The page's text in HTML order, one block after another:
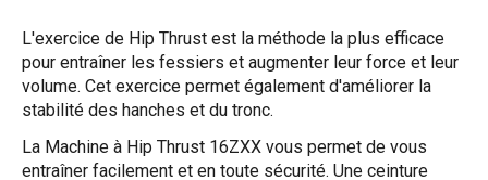
L'exercice de Hip Thrust est la méthode la plus efficace
pour entraîner les fessiers et augmenter leur force et leur
volume. Cet exercice permet également d'améliorer la
stabilité des hanches et du tronc.
La Machine à Hip Thrust 16ZXX vous permet de vous
entraîner facilement et en toute sécurité. Une ceinture